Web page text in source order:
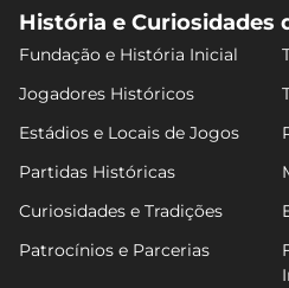
História e Curiosidades
Fundação e História Inicial
Jogadores Históricos
Estádios e Locais de Jogos
Partidas Históricas
Curiosidades e Tradições
Patrocínios e Parcerias